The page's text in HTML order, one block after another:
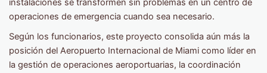
instalaciones se transformen sin problemas en un centro de
operaciones de emergencia cuando sea necesario.
Según los funcionarios, este proyecto consolida aún más la
posición del Aeropuerto Internacional de Miami como líder en
la gestión de operaciones aeroportuarias, la coordinación